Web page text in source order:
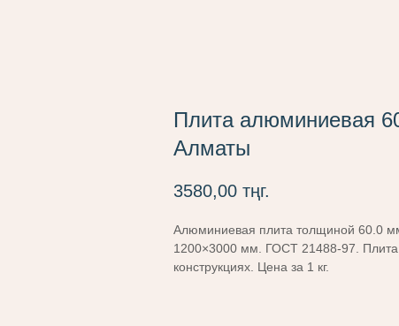
Плита алюминиевая
Алматы
3580,00 тңг.
Алюминиевая плита толщиной 60.0
1200×3000 мм. ГОСТ 21488-97. Плита
конструкциях. Цена за 1 кг.